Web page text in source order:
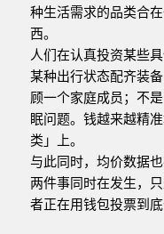
种生活需求的品类合
西。
人们在认真投资某些
某种出行状态配齐装
顾一个家庭成员；不
眠问题。钱越来越精
类」上。
与此同时，均价数据
两件事同时在发生，
者正在用钱包投票到底